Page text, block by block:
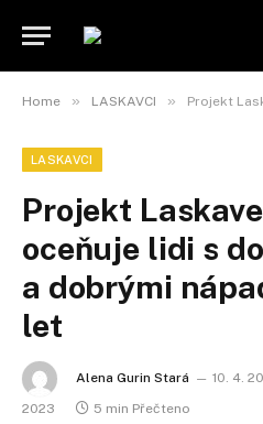
Home » LASKAVCI » Projekt Laskavec,
LASKAVCI
Projekt
oceňuje lidi s
a dobrými
let
Alena Gurin Stará 10. 4.
2023
5 min Přečteno